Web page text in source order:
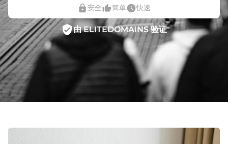
lock安全thumb_up_alt简单watch_later快速
verified_user由 ELITEDOMAINS 验证